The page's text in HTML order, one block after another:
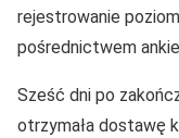
rejestrowanie
pośrednictwem
Sześć dni po
otrzymała dostawę